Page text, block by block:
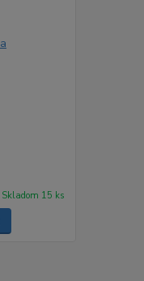
Skladom 15 ks